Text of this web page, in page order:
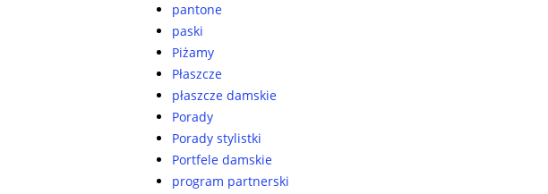
pantone
paski
Piżamy
Płaszcze
płaszcze damskie
Porady
Porady stylistki
Portfele damskie
program partnerski